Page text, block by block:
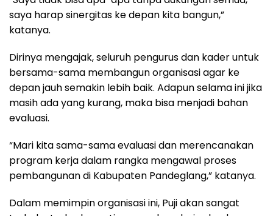
saya harap sinergitas ke depan kita bangun,”
katanya.
Dirinya mengajak, seluruh pengurus dan kader untuk
bersama-sama membangun organisasi agar ke
depan jauh semakin lebih baik. Adapun selama ini jika
masih ada yang kurang, maka bisa menjadi bahan
evaluasi.
“Mari kita sama-sama evaluasi dan merencanakan
program kerja dalam rangka mengawal proses
pembangunan di Kabupaten Pandeglang,” katanya.
Dalam memimpin organisasi ini, Puji akan sangat